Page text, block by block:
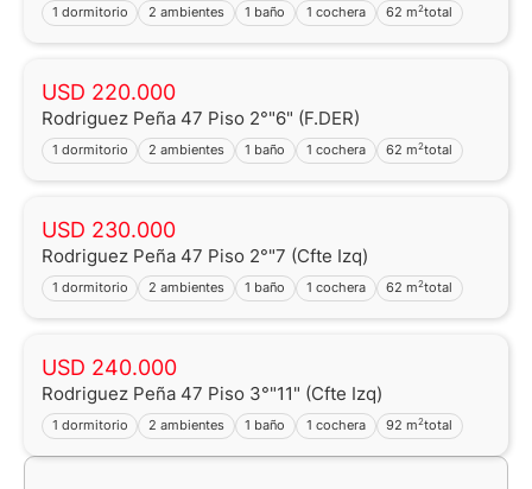
1 dormitorio 2 ambientes 1 baño 1 cochera 62 m2total
USD 220.000
Rodriguez Peña 47 Piso 2°"6" (F.DER)
1 dormitorio 2 ambientes 1 baño 1 cochera 62 m2total
USD 230.000
Rodriguez Peña 47 Piso 2°"7 (Cfte Izq)
1 dormitorio 2 ambientes 1 baño 1 cochera 62 m2total
USD 240.000
Rodriguez Peña 47 Piso 3°"11" (Cfte Izq)
1 dormitorio 2 ambientes 1 baño 1 cochera 92 m2total